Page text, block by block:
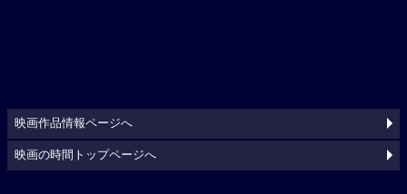
映画作品情報ページへ
映画の時間トップページへ